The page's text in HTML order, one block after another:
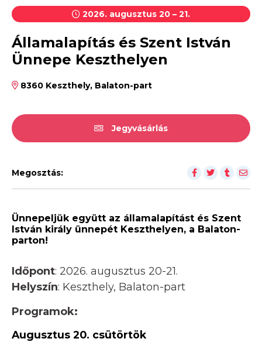
2026. augusztus 20 – 21.
Államalapítás és Szent István
Ünnepe Keszthelyen
8360 Keszthely, Balaton-part
Jegyvásárlás
Megosztás:
Ünnepeljük együtt az államalapítást és Szent
István király ünnepét Keszthelyen, a Balaton-
parton!
Időpont: 2026. augusztus 20-21.
Helyszín: Keszthely, Balaton-part
Programok:
Augusztus 20. csütörtök